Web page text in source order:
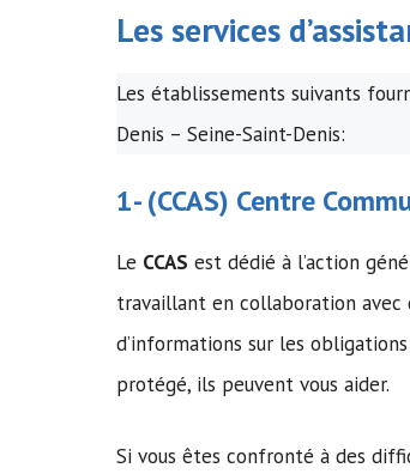
Les services
Les établissements suivants
Denis – Seine-Saint-Denis:
1- (CCAS) Centre
Le CCAS est dédié à l’action
travaillant en collaboration avec
d’informations sur les
protégé, ils peuvent vous aider.
Si vous êtes confronté à des